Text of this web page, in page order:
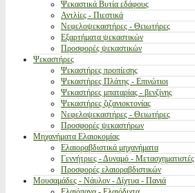
Ψεκαστικά Βυτία εδάφους
Αντλίες - Πιεστικά
Νεφελοψεκαστήρες - Θειωτήρες
Εξαρτήματα ψεκαστικών
Προσφορές ψεκαστικών
Ψεκαστήρες
Ψεκαστήρες προπίεσης
Ψεκαστήρες Πλάτης - Επινώτιοι
Ψεκαστήρες μπαταρίας - βενζίνης
Ψεκαστήρες ζιζανιοκτονίας
Νεφελοψεκαστήρες - Θειωτήρες
Προσφορές ψεκαστήρων
Μηχανήματα Ελαιοκομίας
Ελαιοραβδιστικά μηχανήματα
Γεννήτριες - Δυναμό - Μετασχηματιστές
Προσφορές ελαιοραβδιστικών
Μουσαμάδες - Νάυλον - Δίχτυα - Πανιά